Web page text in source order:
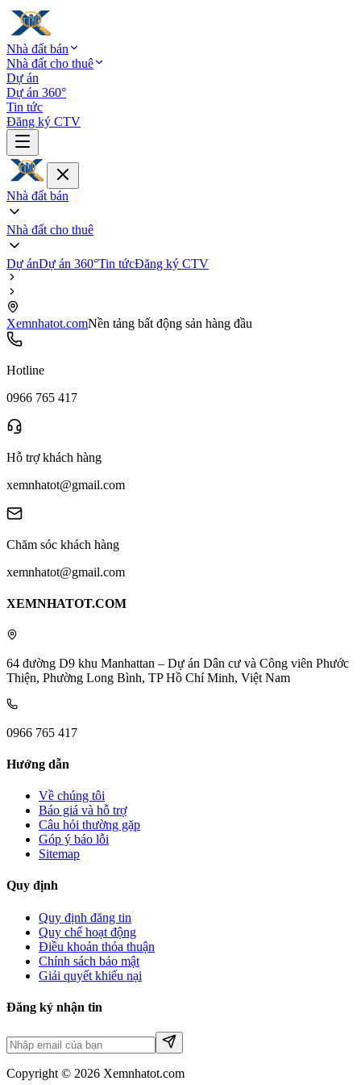
Nhà đất bán
Nhà đất cho thuê
Dự án
Dự án 360°
Tin tức
Đăng ký CTV
Nhà đất bán
Nhà đất cho thuê
Dự ánDự án 360°Tin tứcĐăng ký CTV
Xemnhatot.comNền tảng bất động sản hàng đầu
Hotline
0966 765 417
Hỗ trợ khách hàng
xemnhatot@gmail.com
Chăm sóc khách hàng
xemnhatot@gmail.com
XEMNHATOT.COM
64 đường D9 khu Manhattan – Dự án Dân cư và Công viên Phước
Thiện, Phường Long Bình, TP Hồ Chí Minh, Việt Nam
0966 765 417
Hướng dẫn
Về chúng tôi
Báo giá và hỗ trợ
Câu hỏi thường gặp
Góp ý báo lỗi
Sitemap
Quy định
Quy định đăng tin
Quy chế hoạt động
Điều khoản thỏa thuận
Chính sách bảo mật
Giải quyết khiếu nại
Đăng ký nhận tin
Copyright © 2026 Xemnhatot.com